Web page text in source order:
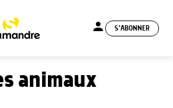
person S'ABONNER
animaux